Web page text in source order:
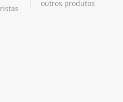
outros produtos